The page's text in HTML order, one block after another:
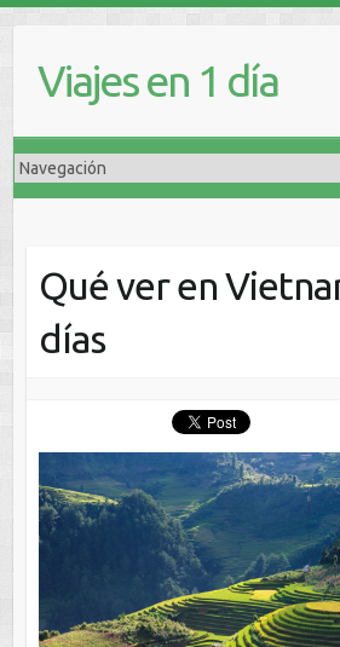
Viajes en 1 día
Qué ver en
días